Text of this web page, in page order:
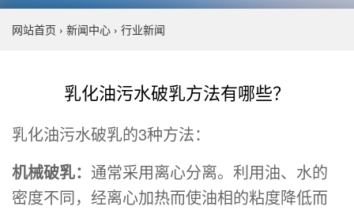
网站首页 › 新闻中心 › 行业新闻
乳化油污水破乳方法有哪些？
乳化油污水破乳的3种方法：
机械破乳： 通常采用离心分离。利用油、水的
密度不同，经离心加热而使油相的粘度降低而